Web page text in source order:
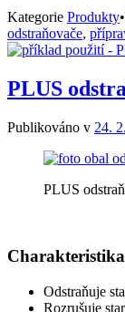
Kategorie Produkty•
odstraňovače,
PLUS
Publikováno v 24.
PLUS
Charakteristika
Odstraňuje
Rozrušuje